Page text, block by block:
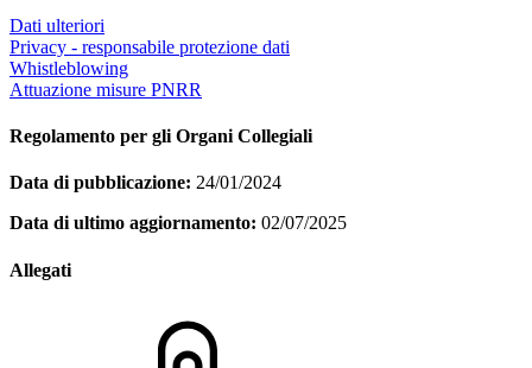
Dati ulteriori
Privacy - responsabile protezione dati
Whistleblowing
Attuazione misure PNRR
Regolamento per gli Organi Collegiali
Data di pubblicazione: 24/01/2024
Data di ultimo aggiornamento: 02/07/2025
Allegati